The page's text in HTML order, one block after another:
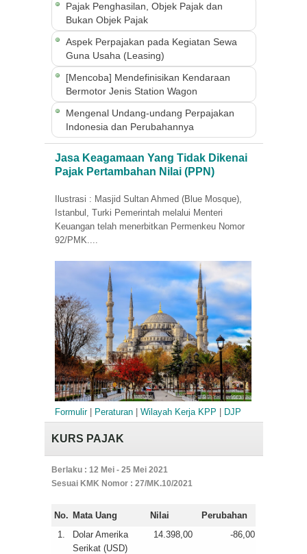
Pajak Penghasilan, Objek Pajak dan
Bukan Objek Pajak
Aspek Perpajakan pada Kegiatan Sewa
Guna Usaha (Leasing)
[Mencoba] Mendefinisikan Kendaraan
Bermotor Jenis Station Wagon
Mengenal Undang-undang Perpajakan
Indonesia dan Perubahannya
Jasa Keagamaan Yang Tidak Dikenai
Pajak Pertambahan Nilai (PPN)
Ilustrasi : Masjid Sultan Ahmed (Blue Mosque),
Istanbul, Turki Pemerintah melalui Menteri
Keuangan telah menerbitkan Permenkeu Nomor
92/PMK....
Formulir| Peraturan| Wilayah Kerja KPP | DJP
KURS PAJAK
Berlaku : 12 Mei - 25 Mei 2021
Sesuai KMK Nomor : 27/MK.10/2021
No. Mata Uang Nilai
Perubahan
1.
Dolar Amerika
Serikat (USD)
14.398,00 -86,00